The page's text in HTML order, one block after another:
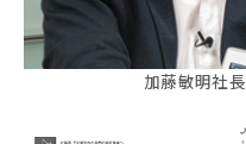
加藤敏明社長